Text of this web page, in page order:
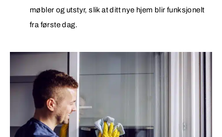
møbler og utstyr, slik at ditt nye hjem blir funksjonelt
fra første dag.